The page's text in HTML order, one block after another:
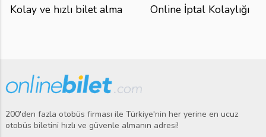
Kolay ve hızlı bilet alma Online İptal Kolaylığı
200'den fazla otobüs firması ile Türkiye'nin her yerine en ucuz
otobüs biletini hızlı ve güvenle almanın adresi!